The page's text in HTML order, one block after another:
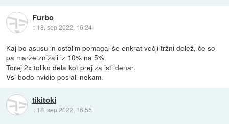
Furbo
:: 18. sep 2022, 16:24
Kaj bo asusu in ostalim pomagal še enkrat večji tržni delež, če so
pa marže znižali iz 10% na 5%.
Torej 2x toliko dela kot prej za isti denar.
Vsi bodo nvidio poslali nekam.
tikitoki
:: 18. sep 2022, 16:55